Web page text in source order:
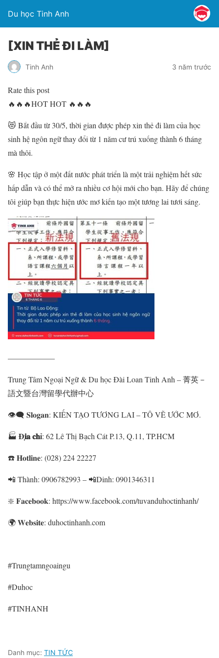
Du học Tinh Anh
[XIN THẺ ĐI LÀM]
Tinh Anh 3 năm trước
Rate this post
🔥🔥🔥HOT HOT 🔥🔥🔥
😻 Bắt đầu từ 30/5, thời gian được phép xin thẻ đi làm của học
sinh hệ ngôn ngữ thay đổi từ 1 năm cư trú xuống thành 6 tháng
mà thôi.
🌸 Học tập ở một đất nước phát triển là một trải nghiệm hết sức
hấp dẫn và có thể mở ra nhiều cơ hội mới cho bạn. Hãy để chúng
tôi giúp bạn thực hiện ước mơ kiến tạo một tương lai tươi sáng.
——————
Trung Tâm Ngoại Ngữ & Du học Đài Loan Tinh Anh – 菁英－
語文暨台灣留學代辦中心
👁‍🗨 𝐒𝐥𝐨𝐠𝐚𝐧: KIẾN TẠO TƯƠNG LAI – TÔ VẼ ƯỚC MƠ.
🏭 Đ𝐢̣𝐚 𝐜𝐡ỉ: 62 Lê Thị Bạch Cát P.13, Q.11, TP.HCM
☎️ 𝐇𝐨𝐭𝐥𝐢𝐧𝐞: (028) 224 22227
📲 Thành: 0906782993 – 📲Dinh: 0901346311
❇️ 𝐅𝐚𝐜𝐞𝐛𝐨𝐨𝐤: https://www.facebook.com/tuvanduhoctinhanh/
🌍 𝐖𝐞𝐛𝐬𝐢𝐭𝐞: duhoctinhanh.com
#Trungtamngoaingu
#Duhoc
#TINHANH
Danh mục: TIN TỨC